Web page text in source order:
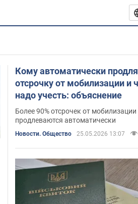
Кому автоматически
отсрочку от мобилизации и
надо учесть: объяснение
Более 90% отсрочек от мобилизации
продлеваются автоматически
Новости. Общество 25.05.2026 13:07